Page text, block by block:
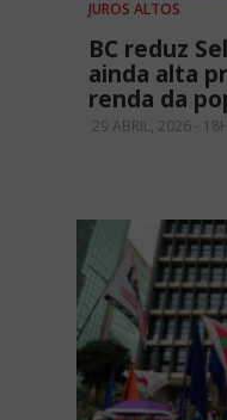
JUROS ALTOS
BC reduz
ainda alta
renda da
29 ABRIL, 2026 -